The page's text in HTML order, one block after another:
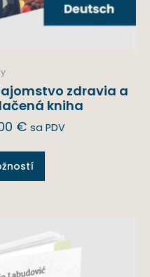
Tajomstvo zdravia a
kniha
€ sa PDV